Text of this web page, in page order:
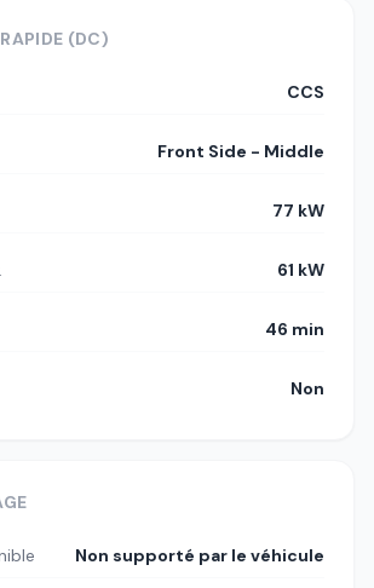
(DC)
CCS
Front Side - Middle
77 kW
61 kW
46 min
Non
Non supporté par le véhicule